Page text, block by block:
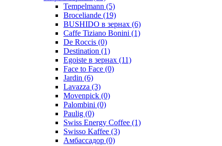
Tempelmann (5)
Broceliande (19)
BUSHIDO в зернах (6)
Caffe Tiziano Bonini (1)
De Roccis (0)
Destination (1)
Egoiste в зернах (11)
Face to Face (0)
Jardin (6)
Lavazza (3)
Movenpick (0)
Palombini (0)
Paulig (0)
Swiss Energy Coffee (1)
Swisso Kaffee (3)
Амбассадор (0)